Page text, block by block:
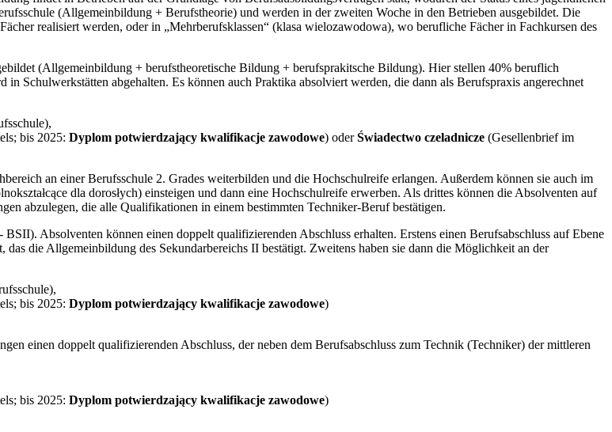
(Allgemeinbildung + Berufstheorie) und werden in der zweiten Woche in den Betrieben ausgebildet. Die
realisiert werden, oder in „Mehrberufsklassen“ (klasa wielozawodowa), wo berufliche Fächer in Fachkursen des
(Allgemeinbildung + berufstheoretische Bildung + berufsprakitsche Bildung). Hier stellen 40% beruflich
Schulwerkstätten abgehalten. Es können auch Praktika absolviert werden, die dann als Berufspraxis angerechnet
bis 2025: Dyplom potwierdzający kwalifikacje zawodowe) oderŚwiadectwo czeladnicze (Gesellenbrief im
an einer Berufsschule 2. Grades weiterbilden und die Hochschulreife erlangen. Außerdem können sie auch im
dla dorosłych) einsteigen und dann eine Hochschulreife erwerben. Als drittes können die Absolventen auf
abzulegen, die alle Qualifikationen in einem bestimmten Techniker-Beruf bestätigen.
BSII). Absolventen können einen doppelt qualifizierenden Abschluss erhalten. Erstens einen Berufsabschluss auf Ebene
die Allgemeinbildung des Sekundarbereichs II bestätigt. Zweitens haben sie dann die Möglichkeit an der
bis 2025: Dyplom potwierdzający kwalifikacje zawodowe)
einen doppelt qualifizierenden Abschluss, der neben dem Berufsabschluss zum Technik (Techniker) der mittleren
bis 2025: Dyplom potwierdzający kwalifikacje zawodowe)